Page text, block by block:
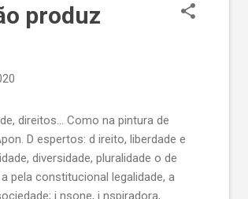
produz
direitos... Como na pintura de
D espertos: d ireito, liberdade e
diversidade, pluralidade o de
pela constitucional legalidade, a
i nsone, i nspiradora,